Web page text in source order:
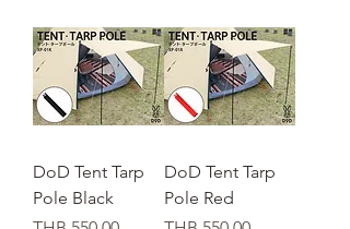
DoD Tent Tarp
Pole Black
DoD Tent Tarp
Pole Red